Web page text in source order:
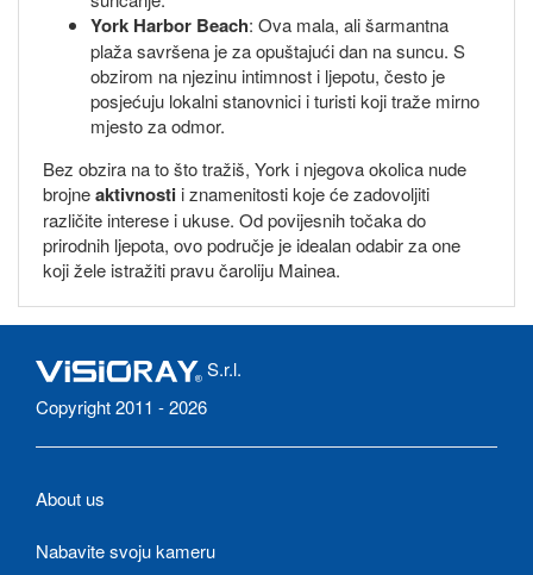
York Harbor Beach: Ova mala, ali šarmantna
plaža savršena je za opuštajući dan na suncu. S
obzirom na njezinu intimnost i ljepotu, često je
posjećuju lokalni stanovnici i turisti koji traže mirno
mjesto za odmor.
Bez obzira na to što tražiš, York i njegova okolica nude
brojneaktivnosti i znamenitosti koje će zadovoljiti
različite interese i ukuse. Od povijesnih točaka do
prirodnih ljepota, ovo područje je idealan odabir za one
koji žele istražiti pravu čaroliju Mainea.
S.r.l.
Copyright 2011 - 2026
About us
Nabavite svoju kameru